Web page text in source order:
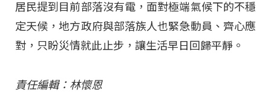
居民提到目前部落沒有電，面對極端氣候下的不穩
定天候，地方政府與部落族人也緊急動員、齊心應
對，只盼災情就此止步，讓生活早日回歸平靜。
責任編輯：林懷恩